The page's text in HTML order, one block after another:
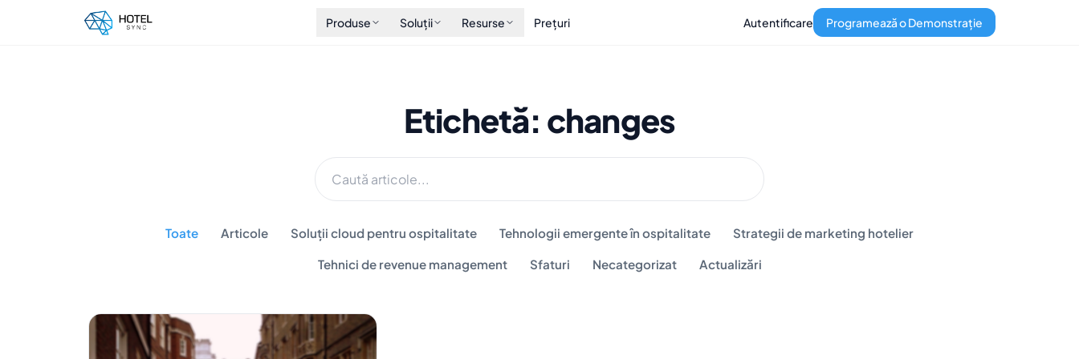
Produse Soluții Resurse Prețuri Autentificare Programează o Demonstrație
Etichetă: changes
Toate Articole Soluții cloud pentru ospitalitate Tehnologii emergente în ospitalitate Strategii de marketing hotelier
Tehnici de revenue management Sfaturi Necategorizat Actualizări